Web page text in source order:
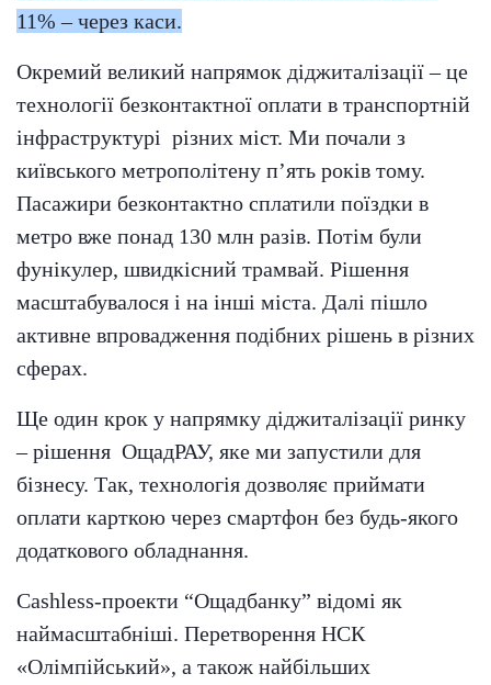
11% – через каси.
Окремий великий напрямок діджиталізації – це
технології безконтактної оплати в транспортній
інфраструктурі різних міст. Ми почали з
київського метрополітену п’ять років тому.
Пасажири безконтактно сплатили поїздки в
метро вже понад 130 млн разів. Потім були
фунікулер, швидкісний трамвай. Рішення
масштабувалося і на інші міста. Далі пішло
активне впровадження подібних рішень в різних
сферах.
Ще один крок у напрямку діджиталізації ринку
– рішення ОщадРАУ, яке ми запустили для
бізнесу. Так, технологія дозволяє приймати
оплати карткою через смартфон без будь-якого
додаткового обладнання.
Cashless-проекти “Ощадбанку” відомі як
наймасштабніші. Перетворення НСК
«Олімпійський», а також найбільших